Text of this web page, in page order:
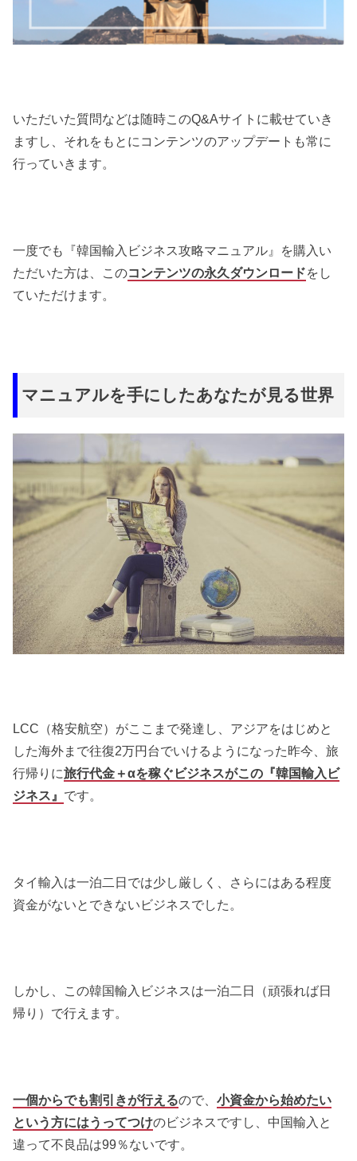
いただいた質問などは随時このQ&Aサイトに載せていき
ますし、それをもとにコンテンツのアップデートも常に
行っていきます。
一度でも『韓国輸入ビジネス攻略マニュアル』を購入い
ただいた方は、このコンテンツの永久ダウンロードをし
ていただけます。
マニュアルを手にしたあなたが見る世界
LCC（格安航空）がここまで発達し、アジアをはじめと
した海外まで往復2万円台でいけるようになった昨今、旅
行帰りに旅行代金＋αを稼ぐビジネスがこの『韓国輸入ビ
ジネス』 です。
タイ輸入は一泊二日では少し厳しく、さらにはある程度
資金がないとできないビジネスでした。
しかし、この韓国輸入ビジネスは一泊二日（頑張れば日
帰り）で行えます。
一個からでも割引きが行えるので、小資金から始めたい
という方にはうってつけのビジネスですし、中国輸入と
違って不良品は99％ないです。